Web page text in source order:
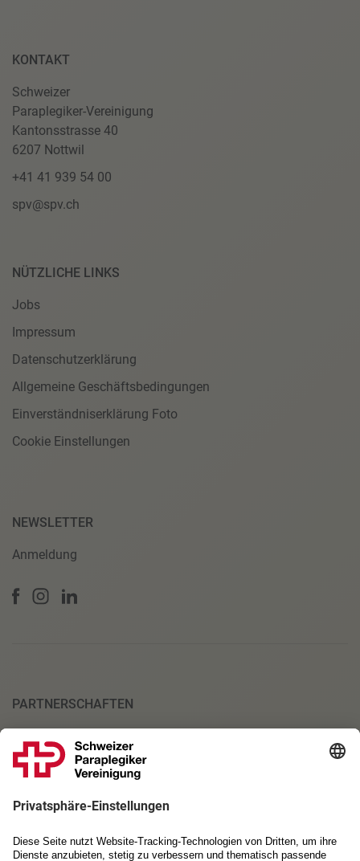
KONTAKT
Schweizer
Paraplegiker-Vereinigung
Kantonsstrasse 40
6207 Nottwil
+41 41 939 54 00
spv@spv.ch
NÜTZLICHE LINKS
Jobs
Impressum
Datenschutzerklärung
Allgemeine Geschäftsbedingungen
Einverständniserklärung Foto
Cookie Einstellungen
NEWSLETTER
Anmeldung
PARTNERSCHAFTEN